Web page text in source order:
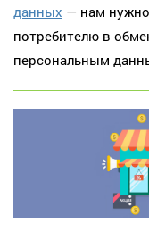
данных — нам
потребителю в
персональным